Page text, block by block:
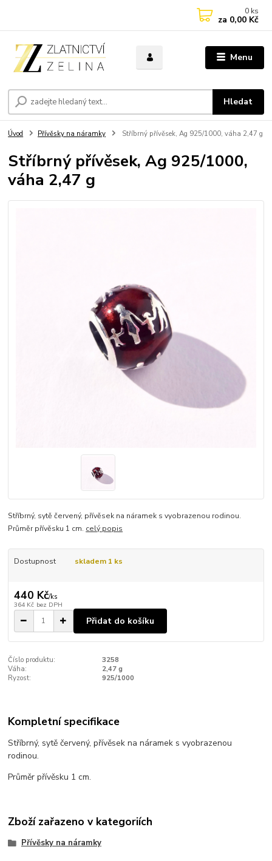
Menu
Hledat
0 ks
za 0,00 Kč
Úvod Přívěsky na náramky Stříbrný přívěsek, Ag 925/1000, váha 2,47 g
Stříbrný přívěsek, Ag 925/1000,
váha 2,47 g
Stříbrný, sytě červený, přívěsek na náramek s vyobrazenou rodinou.
Průměr přívěsku 1 cm. celý popis
Dostupnost skladem 1 ks
440 Kč/ks
364 Kč bez DPH
Přidat do košíku
Číslo produktu:
3258
Váha:
2,47 g
Ryzost:
925/1000
Kompletní specifikace
Stříbrný, sytě červený, přívěsek na náramek s vyobrazenou
rodinou.
Průměr přívěsku 1 cm.
Zboží zařazeno v kategoriích
Přívěsky na náramky